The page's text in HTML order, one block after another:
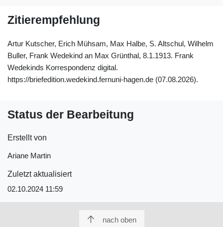
Zitierempfehlung
Artur Kutscher, Erich Mühsam, Max Halbe, S. Altschul, Wilhelm
Buller, Frank Wedekind an Max Grünthal, 8.1.1913. Frank
Wedekinds Korrespondenz digital.
https://briefedition.wedekind.fernuni-hagen.de (07.08.2026).
Status der Bearbeitung
Erstellt von
Ariane Martin
Zuletzt aktualisiert
02.10.2024 11:59
nach oben